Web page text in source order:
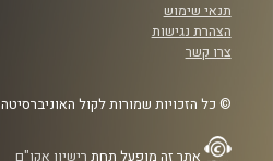
תנאי שימוש
הצהרת נגישות
צרו קשר
© כל הזכויות שמורות לקול האוניברסיטה
אתר זה מופעל תחת רישיון אקו"ם